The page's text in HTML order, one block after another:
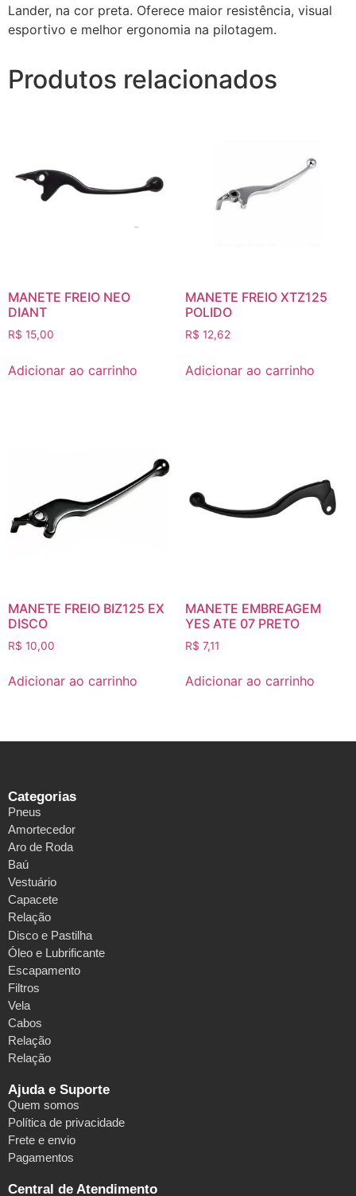
Lander, na cor preta. Oferece maior resistência, visual
esportivo e melhor ergonomia na pilotagem.
Produtos relacionados
MANETE FREIO NEO
DIANT
R$ 15,00
Adicionar ao carrinho
MANETE FREIO XTZ125
POLIDO
R$ 12,62
Adicionar ao carrinho
MANETE FREIO BIZ125 EX
DISCO
R$ 10,00
Adicionar ao carrinho
MANETE EMBREAGEM
YES ATE 07 PRETO
R$ 7,11
Adicionar ao carrinho
Categorias
Pneus
Amortecedor
Aro de Roda
Baú
Vestuário
Capacete
Relação
Disco e Pastilha
Óleo e Lubrificante
Escapamento
Filtros
Vela
Cabos
Relação
Relação
Ajuda e Suporte
Quem somos
Política de privacidade
Frete e envio
Pagamentos
Central de Atendimento